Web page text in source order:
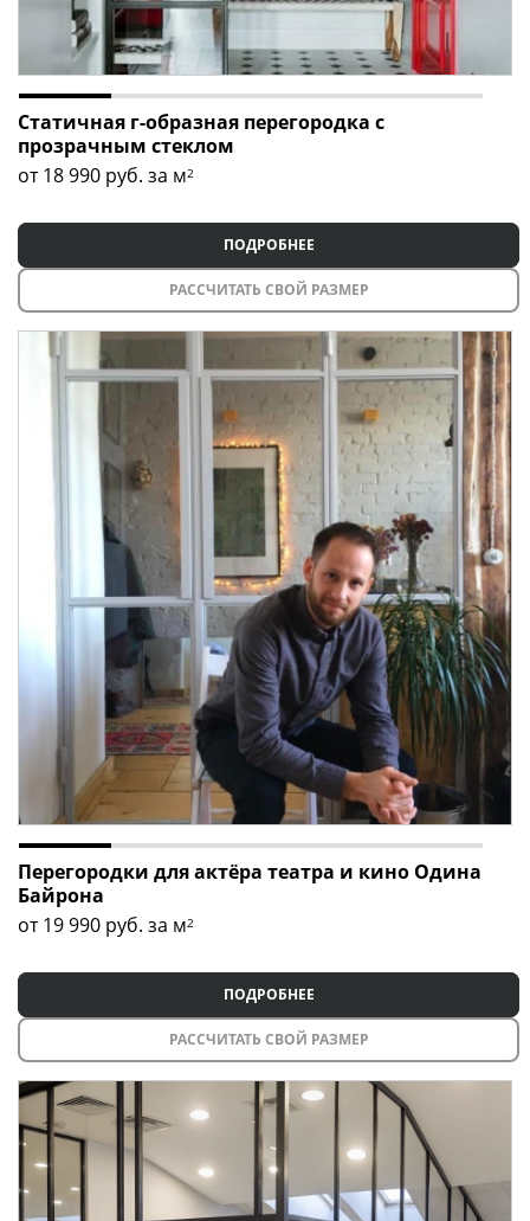
Статичная г-образная перегородка с
прозрачным стеклом
от 18 990 руб. за м2
ПОДРОБНЕЕ
РАССЧИТАТЬ СВОЙ РАЗМЕР
Перегородки для актёра театра и кино Одина
Байрона
от 19 990 руб. за м2
ПОДРОБНЕЕ
РАССЧИТАТЬ СВОЙ РАЗМЕР